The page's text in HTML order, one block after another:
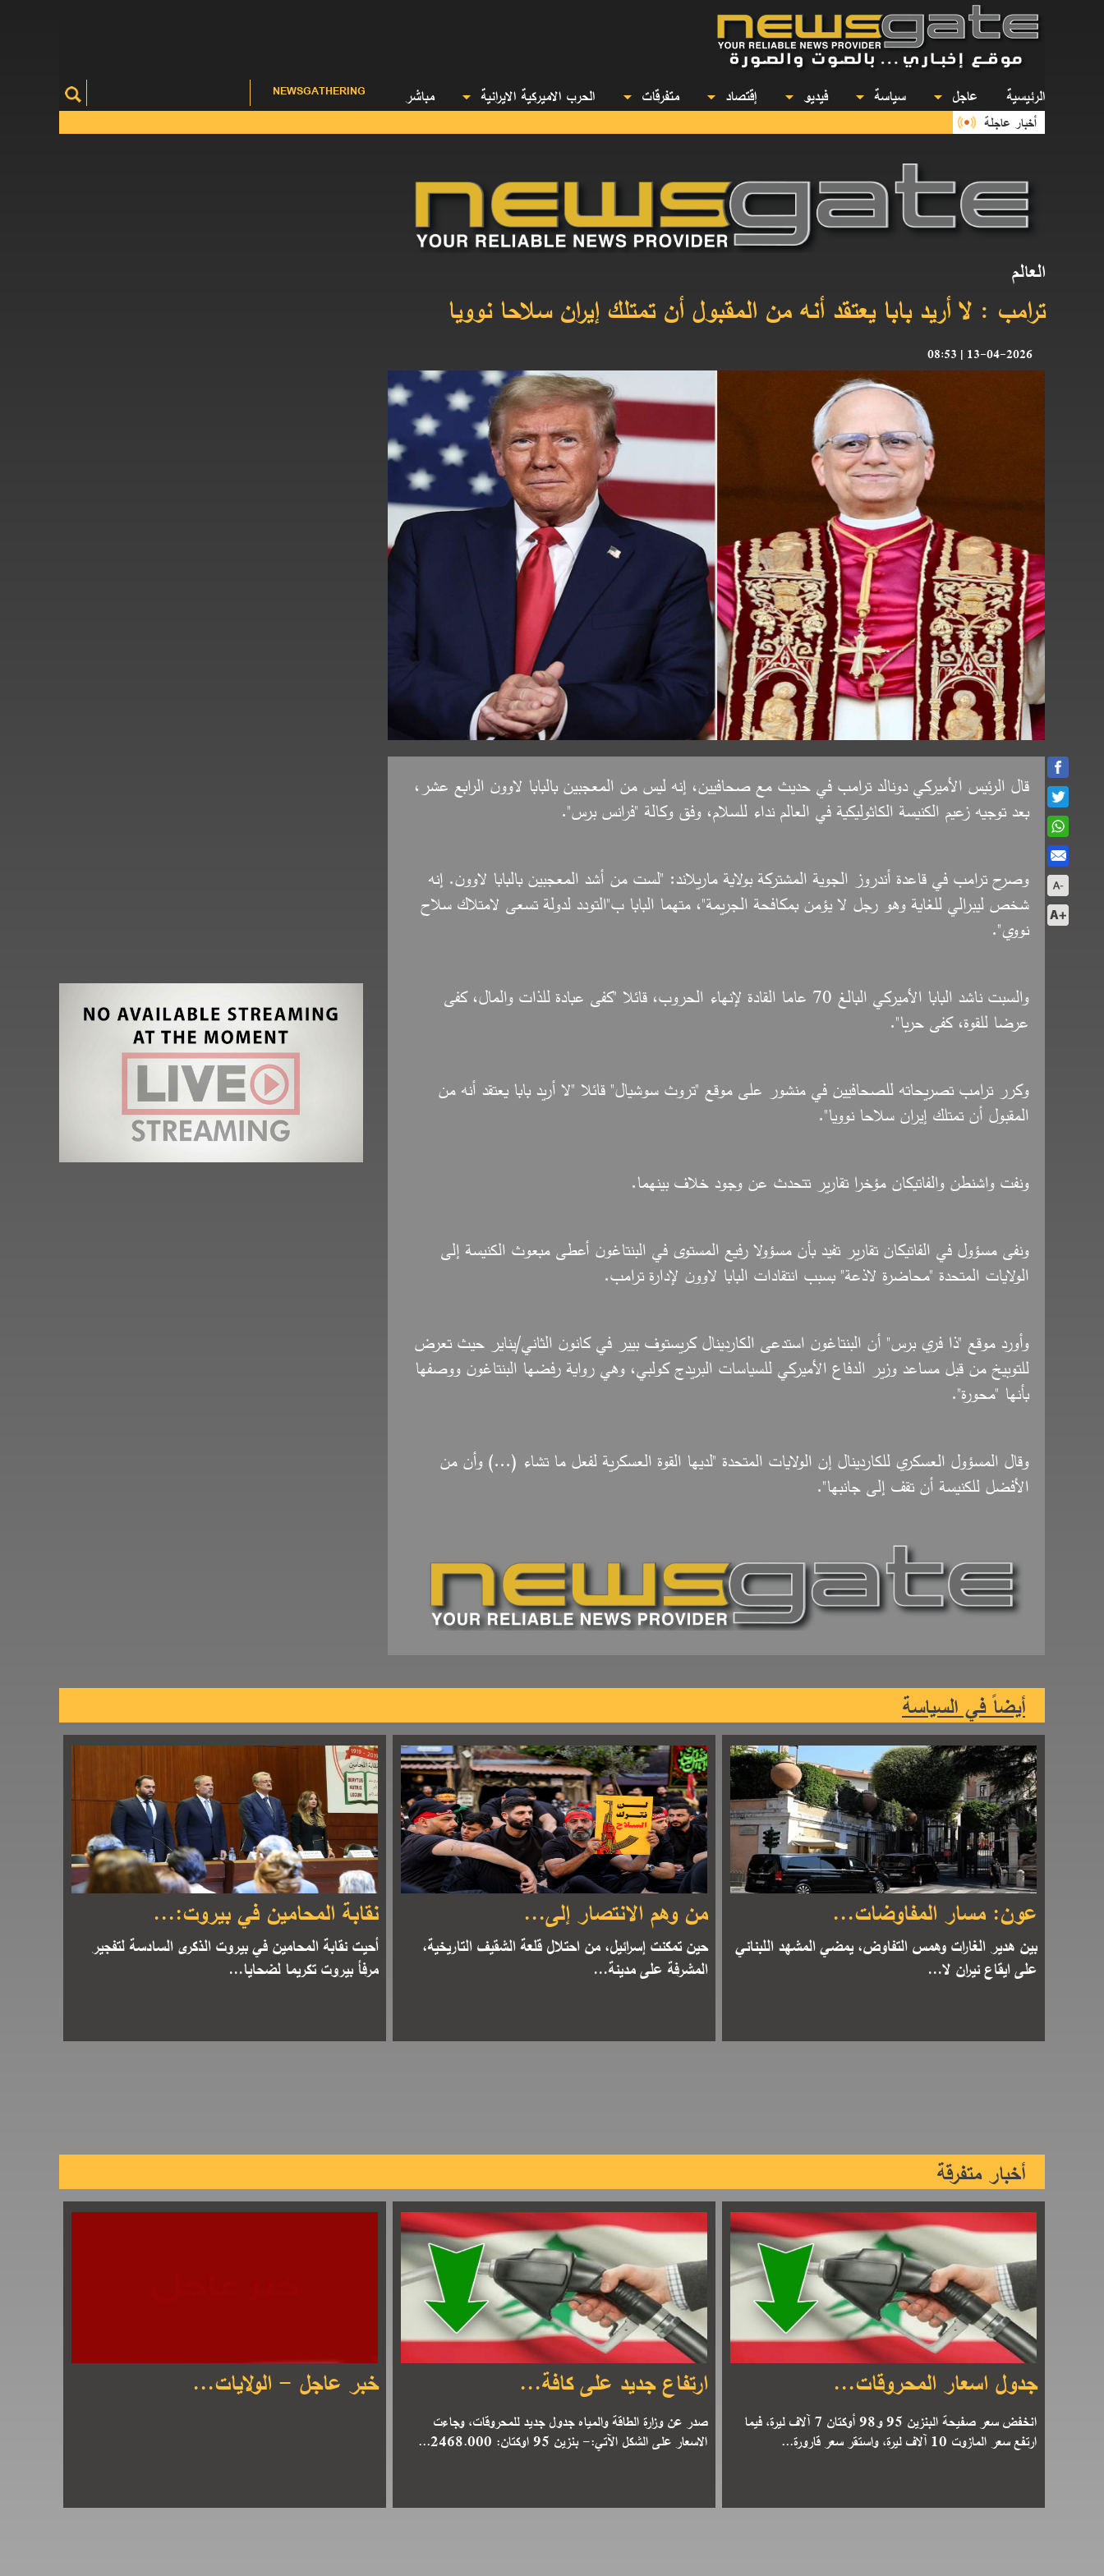
NEWSGATHERING الرئيسية عاجل سياسة فيديو إقتصاد متفرقات الحرب الاميركية الايرانية مباشر
أخبار عاجلة
العالم
ترامب : لا أريد بابا يعتقد أنه من المقبول أن تمتلك إيران سلاحا نوويا
13-04-2026 | 08:53
قال الرئيس الأميركي دونالد ترامب في حديث مع صحافيين، إنه ليس من المعجبين بالبابا لاوون الرابع عشر،
بعد توجيه زعيم الكنيسة الكاثوليكية في العالم نداء للسلام، وفق وكالة "فرانس برس".
وصرح ترامب في قاعدة أندروز الجوية المشتركة بولاية ماريلاند: "لست من أشد المعجبين بالبابا لاوون. إنه
شخص ليبرالي للغاية وهو رجل لا يؤمن بمكافحة الجريمة"، متهما البابا ب"التودد لدولة تسعى لامتلاك سلاح
نووي".
والسبت ناشد البابا الأميركي البالغ 70 عاما القادة لإنهاء الحروب، قائلا "كفى عبادة للذات والمال، كفى
عرضا للقوة، كفى حربا".
وكرر ترامب تصريحاته للصحافيين في منشور على موقع "تروث سوشيال" قائلا "لا أريد بابا يعتقد أنه من
المقبول أن تمتلك إيران سلاحا نوويا".
ونفت واشنطن والفاتيكان مؤخرا تقارير تتحدث عن وجود خلاف بينهما.
ونفى مسؤول في الفاتيكان تقارير تفيد بأن مسؤولا رفيع المستوى في البنتاغون أعطى مبعوث الكنيسة إلى
الولايات المتحدة "محاضرة لاذعة" بسبب انتقادات البابا لاوون لإدارة ترامب.
وأورد موقع "ذا فري برس" أن البنتاغون استدعى الكاردينال كريستوف بيير في كانون الثاني/يناير حيث تعرض
للتوبيخ من قبل مساعد وزير الدفاع الأميركي للسياسات البريدج كولبي، وهي رواية رفضها البنتاغون ووصفها
بأنها "محورة".
وقال المسؤول العسكري للكاردينال إن الولايات المتحدة "لديها القوة العسكرية لفعل ما تشاء (...) وأن من
الأفضل للكنيسة أن تقف إلى جانبها".
أيضاً في السياسة
عون: مسار المفاوضات...
بين هدير الغارات وهمس التفاوض، يمضي المشهد اللبناني
على ايقاع نيران لا...
من وهم الانتصار إلى...
حين تمكنت إسرائيل، من احتلال قلعة الشقيف التاريخية،
المشرفة على مدينة...
نقابة المحامين في بيروت:...
أحيت نقابة المحامين في بيروت الذكرى السادسة لتفجير
مرفأ بيروت تكريما لضحايا...
أخبار متفرقة
جدول اسعار المحروقات...
انخفض سعر صفيحة البنزين 95 و98 أوكتان 7 آلاف ليرة، فيما
ارتفع سعر المازوت 10 آلاف ليرة، واستقر سعر قارورة...
ارتفاع جديد على كافة...
صدر عن وزارة الطاقة والمياه جدول جديد للمحروقات، وجاءت
الاسعار على الشكل الآتي:- بنزين 95 اوكتان: 2468.000...
خبر عاجل - الولايات...